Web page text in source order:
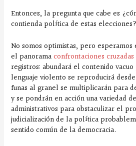
Entonces, la pregunta que cabe es
contienda política de estas elecciones?
No somos optimistas, pero esperamos
el panoramaconfrontaciones cruzadas
registros: abundará el contenido
lenguaje violento se reproducirá
funas al granel se multiplicarán para
y se pondrán en acción una variedad
administrativos para obstaculizar el
judicialización de la política
sentido común de la democracia.